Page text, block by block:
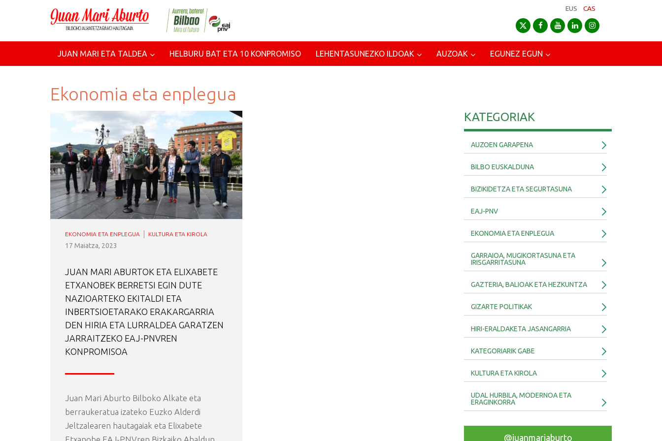
EUS CAS
JUAN MARI ETA TALDEA HELBURU BAT ETA 10 KONPROMISO LEHENTASUNEZKO ILDOAK AUZOAK EGUNEZ EGUN
Ekonomia eta enplegua
EKONOMIA ETA ENPLEGUA KULTURA ETA KIROLA
17 Maiatza, 2023
JUAN MARI ABURTOK ETA ELIXABETE
ETXANOBEK BERRETSI EGIN DUTE
NAZIOARTEKO EKITALDI ETA
INBERTSIOETARAKO ERAKARGARRIA
DEN HIRIA ETA LURRALDEA GARATZEN
JARRAITZEKO EAJ-PNVREN
KONPROMISOA
Juan Mari Aburto Bilboko Alkate eta
berraukeratua izateko Euzko Alderdi
Jeltzalearen hautagaiak eta Elixabete
KATEGORIAK
AUZOEN GARAPENA
BILBO EUSKALDUNA
BIZIKIDETZA ETA SEGURTASUNA
EAJ-PNV
EKONOMIA ETA ENPLEGUA
GARRAIOA, MUGIKORTASUNA ETA
IRISGARRITASUNA
GAZTERIA, BALIOAK ETA HEZKUNTZA
GIZARTE POLITIKAK
HIRI-ERALDAKETA JASANGARRIA
KATEGORIARIK GABE
KULTURA ETA KIROLA
UDAL HURBILA, MODERNOA ETA
ERAGINKORRA
@juanmariaburto